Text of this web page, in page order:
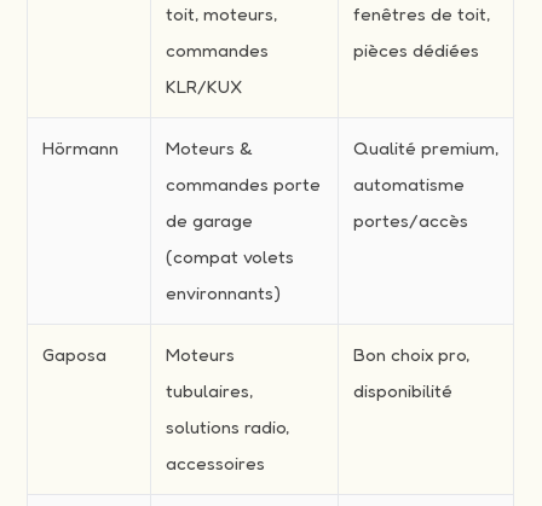
toit, moteurs,
commandes
KLR/KUX
fenêtres de toit,
pièces dédiées
Hörmann
Moteurs &
commandes porte
de garage
(compat volets
environnants)
Qualité premium,
automatisme
portes/accès
Gaposa
Moteurs
tubulaires,
solutions radio,
accessoires
Bon choix pro,
disponibilité